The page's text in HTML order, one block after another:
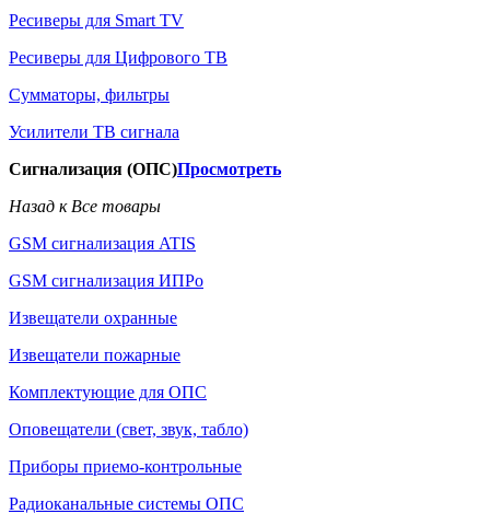
Ресиверы для Smart TV
Ресиверы для Цифрового ТВ
Сумматоры, фильтры
Усилители ТВ сигнала
Сигнализация (ОПС)Просмотреть
Назад к Все товары
GSM сигнализация ATIS
GSM сигнализация ИПРо
Извещатели охранные
Извещатели пожарные
Комплектующие для ОПС
Оповещатели (свет, звук, табло)
Приборы приемо-контрольные
Радиоканальные системы ОПС